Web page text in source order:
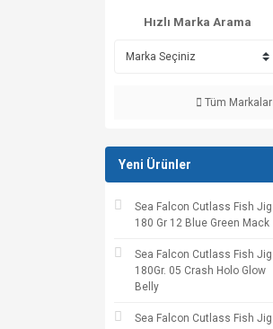
Hızlı Marka Arama
Tüm Markalar
Yeni Ürünler
Sea Falcon Cutlass Fish Jig
180 Gr 12 Blue Green Mack
Sea Falcon Cutlass Fish Jig
180Gr. 05 Crash Holo Glow
Belly
Sea Falcon Cutlass Fish Jig